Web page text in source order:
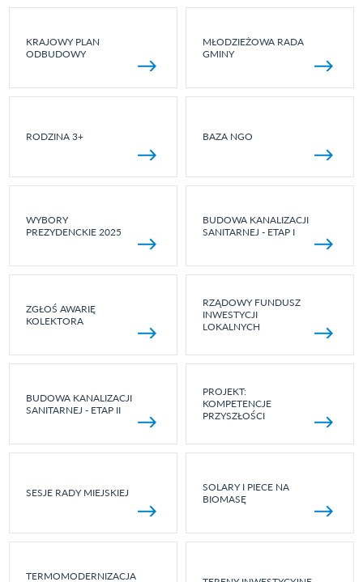
KRAJOWY PLAN
ODBUDOWY
MŁODZIEŻOWA RADA
GMINY
RODZINA 3+ BAZA NGO
WYBORY
PREZYDENCKIE 2025
BUDOWA KANALIZACJI
SANITARNEJ - ETAP I
ZGŁOŚ AWARIĘ
KOLEKTORA
RZĄDOWY FUNDUSZ
INWESTYCJI
LOKALNYCH
BUDOWA KANALIZACJI
SANITARNEJ - ETAP II
PROJEKT:
KOMPETENCJE
PRZYSZŁOŚCI
SESJE RADY MIEJSKIEJ
SOLARY I PIECE NA
BIOMASĘ
TERMOMODERNIZACJA